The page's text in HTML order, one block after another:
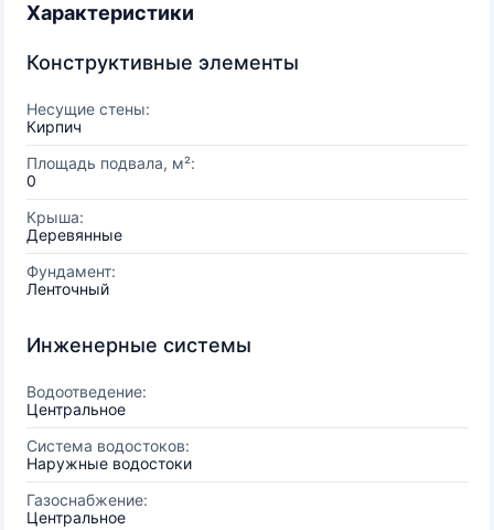
Характеристики
Конструктивные элементы
Несущие стены:
Кирпич
Площадь подвала, м²:
0
Крыша:
Деревянные
Фундамент:
Ленточный
Инженерные системы
Водоотведение:
Центральное
Система водостоков:
Наружные водостоки
Газоснабжение:
Центральное